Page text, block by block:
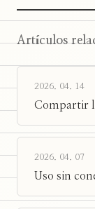
Artículos
2026. 04. 14
Compartir
2026. 04. 07
Uso sin